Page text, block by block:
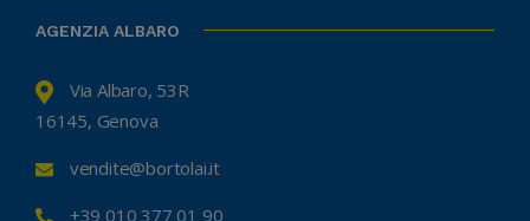
AGENZIA ALBARO
Via Albaro, 53R
16145, Genova
vendite@bortolai.it
+39 010 377 01 90